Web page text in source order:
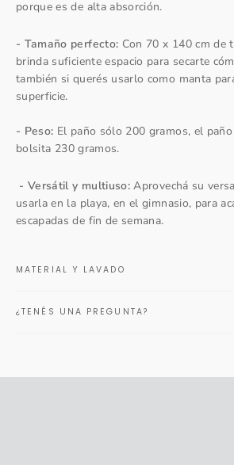
porque es de alta absorción.
- Tamaño perfecto: Con 70 x 140 cm de
brinda suficiente espacio para secarte
también si querés usarlo como manta
superficie.
- Peso: El paño sólo 200 gramos, el
bolsita 230 gramos.
- Versátil y multiuso: Aprovechá su
usarla en la playa, en el gimnasio, para
escapadas de fin de semana.
MATERIAL Y LAVADO
¿TENÉS UNA PREGUNTA?